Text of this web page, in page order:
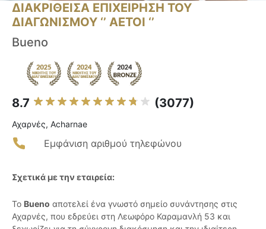
ΔΙΑΚΡΙΘΕΙΣΑ ΕΠΙΧΕΙΡΗΣΗ ΤΟΥ
ΔΙΑΓΩΝΙΣΜΟΥ ‘’ ΑΕΤΟΙ ‘’
Bueno
8.7 (3077)
Αχαρνές, Acharnae
Εμφάνιση αριθμού τηλεφώνου
Σχετικά με την εταιρεία:
Το Bueno αποτελεί ένα γνωστό σημείο συνάντησης στις
Αχαρνές, που εδρεύει στη Λεωφόρο Καραμανλή 53 και